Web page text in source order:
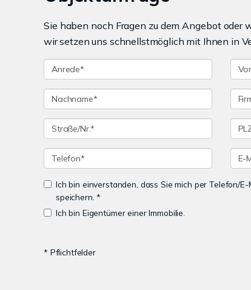
Sie haben noch Fragen zu dem Angebot oder
wir setzen uns schnellstmöglich mit Ihnen in
Ich bin einverstanden, dass Sie mich per Telefon/
speichern. *
Ich bin Eigentümer einer Immobilie.
* Pflichtfelder